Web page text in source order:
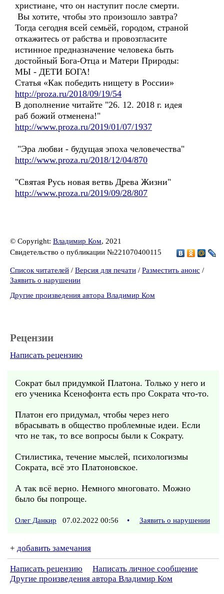
христиане, что он наступит после смерти.
Вы хотите, чтобы это произошло завтра?
Тогда сегодня всей семьёй, городом, страной
откажитесь от рабства и провозгласите
истинное предназначение человека быть
достойный Бога-Отца и Матери Природы:
МЫ - ДЕТИ БОГА!
Статья «Как победить нищету в России»
http://proza.ru/2018/09/19/54
В дополнение читайте "26. 12. 2018 г. идея
раб божий отменена!"
http://www.proza.ru/2019/01/07/1937
"Эра любви - будущая эпоха человечества"
http://www.proza.ru/2018/12/04/870
"Святая Русь новая ветвь Древа Жизни"
http://www.proza.ru/2019/09/28/807
© Copyright: Владимир Ком, 2021
Свидетельство о публикации №221070400115
Список читателей / Версия для печати / Разместить анонс /
Заявить о нарушении
Другие произведения автора Владимир Ком
Рецензии
Написать рецензию
Сократ был придумкой Платона. Только у него и
его ученика Ксенофонта есть про Сократа что-то.
Платон его придумал, чтобы через него
вбрасывать в общество проблемные идеи. Если
что не так, то все вопросы были к Сократу.
Стилистика, течение мыслей, психологизмы
Сократа, всё это Платоновское.
А так всё верно. Немного многовато. Можно
было бы попроще.
Олег Данкир 07.02.2022 00:56 • Заявить о нарушении
+ добавить замечания
Написать рецензию
Написать личное сообщение
Другие произведения автора Владимир Ком